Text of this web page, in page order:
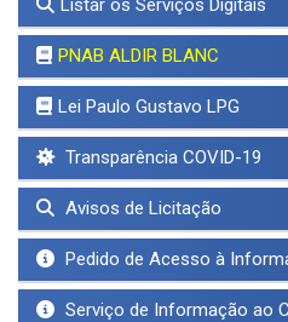
Listar os Serviços Digitais
PNAB ALDIR BLANC
Lei Paulo Gustavo LPG
Transparência COVID-19
Avisos de Licitação
Pedido de Acesso à
Serviço de Informação ao